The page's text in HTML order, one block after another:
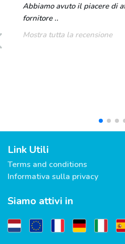
Abbiamo avuto il piacere di
fornitore ..
Mostra tutta la recensione
Link Utili
Terms and conditions
Informativa sulla privacy
Siamo attivi in